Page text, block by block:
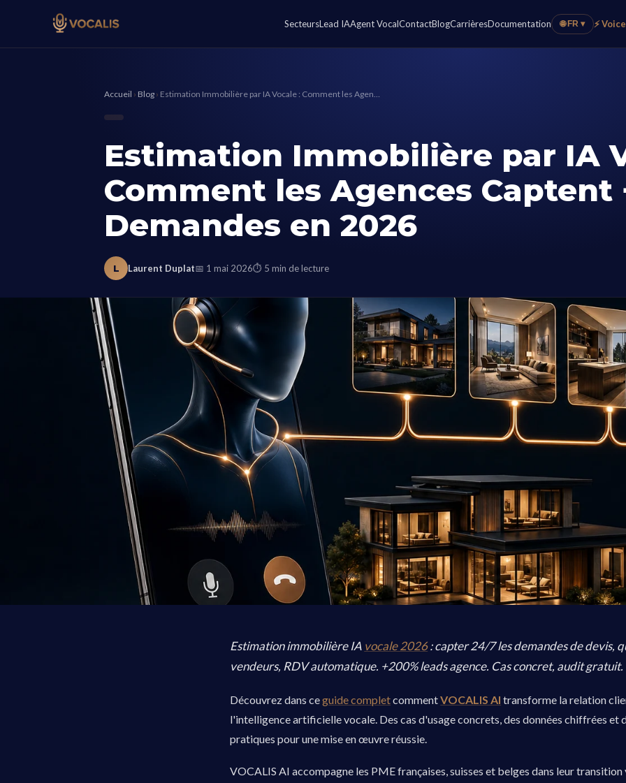
SecteursLead IAAgent VocalContactBlogCarrièresDocumentation 🌐 FR ▾ ⚡
Accueil › Blog › Estimation Immobilière par IA Vocale : Comment les Agen…
Estimation Immobilière par IA
Comment les Agences Captent
Demandes en 2026
L Laurent Duplat📅 1 mai 2026⏱ 5 min de lecture
Estimation immobilière IA vocale 2026: capter 24/7 les demandes de devis,
vendeurs, RDV automatique. +200% leads agence. Cas concret, audit gratuit.
Découvrez dans ceguide completcommentVOCALIS AI transforme la relation
l'intelligence artificielle vocale. Des cas d'usage concrets, des données chiffrées et
pratiques pour une mise en œuvre réussie.
VOCALIS AI accompagne les PME françaises, suisses et belges dans leur transition